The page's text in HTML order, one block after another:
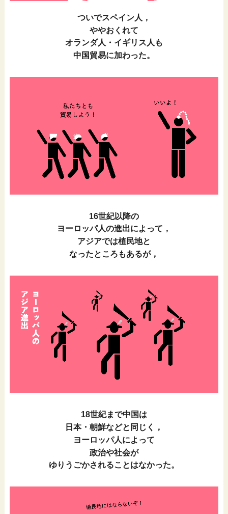
ついでスペイン人，
ややおくれて
オランダ人・イギリス人も
中国貿易に加わった。
16世紀以降の
ヨーロッパ人の進出によって，
アジアでは植民地と
なったところもあるが，
18世紀まで中国は
日本・朝鮮などと同じく，
ヨーロッパ人によって
政治や社会が
ゆりうごかされることはなかった。